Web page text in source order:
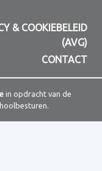
& COOKIEBELEID
(AVG)
CONTACT
in opdracht van de